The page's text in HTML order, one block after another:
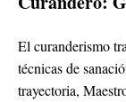
El curanderismo
técnicas de
trayectoria,